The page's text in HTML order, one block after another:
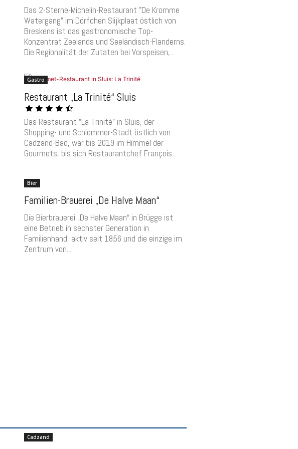
Das 2-Sterne-Michelin-Restaurant "De Kromme
Watergang" im Dörfchen Slijkplaat östlich von
Breskens ist das gastronomische Top-
Konzentrat Zeelands und Seeländisch-Flanderns.
Die Regionalität der Zutaten bei Vorspeisen,...
Gastro
Restaurant „La Trinité“ Sluis
Das Restaurant "La Trinité" in Sluis, der
Shopping- und Schlemmer-Stadt östlich von
Cadzand-Bad, war bis 2019 im Himmel der
Gourmets, bis sich Restaurantchef François...
Bier
Familien-Brauerei „De Halve Maan“
Die Bierbrauerei „De Halve Maan“ in Brügge ist
eine Betrieb in sechster Generation in
Familienhand, aktiv seit 1856 und die einzige im
Zentrum von...
Cadzand